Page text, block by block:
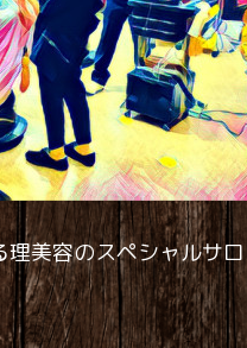
美容のスペシャルサ